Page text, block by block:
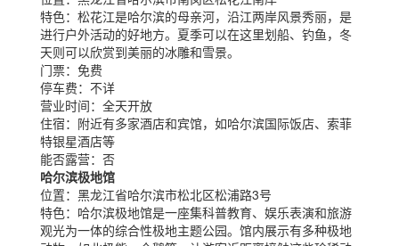
特色： 松花江是哈尔滨的母亲河，沿江两岸风景秀丽，是
进行户外活动的好地方。夏季可以在这里划船、钓鱼，冬
天则可以欣赏到美丽的冰雕和雪景。
门票： 免费
停车费： 不详
营业时间： 全天开放
住宿： 附近有多家酒店和宾馆，如哈尔滨国际饭店、索菲
特银星酒店等
能否露营： 否
哈尔滨极地馆
位置： 黑龙江省哈尔滨市松北区松浦路3号
特色： 哈尔滨极地馆是一座集科普教育、娱乐表演和旅游
观光为一体的综合性极地主题公园。馆内展示有多种极地